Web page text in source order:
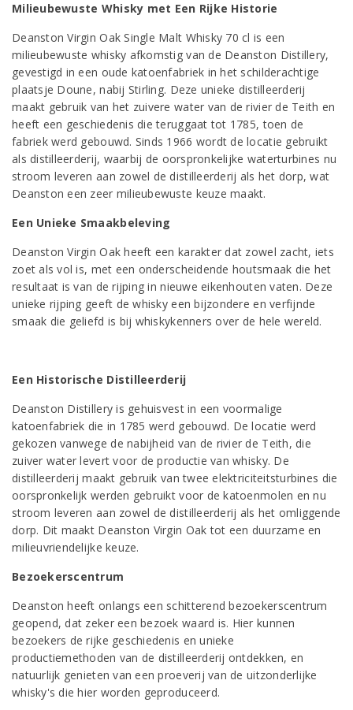
Milieubewuste Whisky met Een Rijke Historie
Deanston Virgin Oak Single Malt Whisky 70 cl is een
milieubewuste whisky afkomstig van de Deanston Distillery,
gevestigd in een oude katoenfabriek in het schilderachtige
plaatsje Doune, nabij Stirling. Deze unieke distilleerderij
maakt gebruik van het zuivere water van de rivier de Teith en
heeft een geschiedenis die teruggaat tot 1785, toen de
fabriek werd gebouwd. Sinds 1966 wordt de locatie gebruikt
als distilleerderij, waarbij de oorspronkelijke waterturbines nu
stroom leveren aan zowel de distilleerderij als het dorp, wat
Deanston een zeer milieubewuste keuze maakt.
Een Unieke Smaakbeleving
Deanston Virgin Oak heeft een karakter dat zowel zacht, iets
zoet als vol is, met een onderscheidende houtsmaak die het
resultaat is van de rijping in nieuwe eikenhouten vaten. Deze
unieke rijping geeft de whisky een bijzondere en verfijnde
smaak die geliefd is bij whiskykenners over de hele wereld.
Een Historische Distilleerderij
Deanston Distillery is gehuisvest in een voormalige
katoenfabriek die in 1785 werd gebouwd. De locatie werd
gekozen vanwege de nabijheid van de rivier de Teith, die
zuiver water levert voor de productie van whisky. De
distilleerderij maakt gebruik van twee elektriciteitsturbines die
oorspronkelijk werden gebruikt voor de katoenmolen en nu
stroom leveren aan zowel de distilleerderij als het omliggende
dorp. Dit maakt Deanston Virgin Oak tot een duurzame en
milieuvriendelijke keuze.
Bezoekerscentrum
Deanston heeft onlangs een schitterend bezoekerscentrum
geopend, dat zeker een bezoek waard is. Hier kunnen
bezoekers de rijke geschiedenis en unieke
productiemethoden van de distilleerderij ontdekken, en
natuurlijk genieten van een proeverij van de uitzonderlijke
whisky's die hier worden geproduceerd.